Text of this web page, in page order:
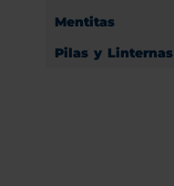
Mentitas
Pilas y Linternas